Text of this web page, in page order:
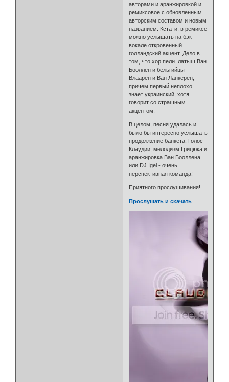
авторами и аранжировкой и
ремиксовое с обновленным
авторским составом и новым
названием. Кстати, в ремиксе
можно услышать на бэк-
вокале откровенный
голландский акцент. Дело в
том, что хор пели латыш Ван
Бооллен и бельгийцы
Влаарен и Ван Ланкерен,
причем первый неплохо
знает украинский, хотя
говорит со страшным
акцентом.
В целом, песня удалась и
было бы интересно услышать
продолжение банкета. Голос
Клаудии, мелодизм Грицюка и
аранжировка Ван Бооллена
или DJ Igel - очень
перспективная команда!
Приятного прослушивания!
Прослушать и скачать